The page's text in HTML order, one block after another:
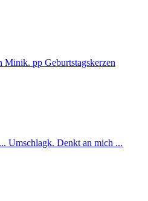
Minik. pp Geburtstagskerzen
Umschlagk. Denkt an mich ...